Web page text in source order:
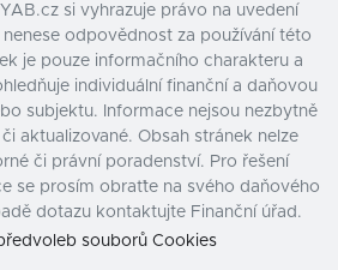
si vyhrazuje právo na uvedení
odpovědnost za používání této
je pouze informačního charakteru a
individuální finanční a daňovou
subjektu. Informace nejsou nezbytně
aktualizované. Obsah stránek nelze
či právní poradenství. Pro řešení
se prosím obraťte na svého daňového
dotazu kontaktujte Finanční úřad.
souborů Cookies